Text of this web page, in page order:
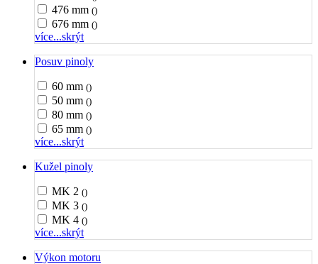
476 mm ()
676 mm ()
více...skrýt
Posuv pinoly
60 mm ()
50 mm ()
80 mm ()
65 mm ()
více...skrýt
Kužel pinoly
MK 2 ()
MK 3 ()
MK 4 ()
více...skrýt
Výkon motoru